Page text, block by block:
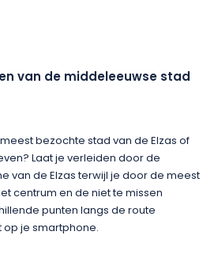
van de middeleeuwse stad
bezochte stad van de Elzas of
Laat je verleiden door de
van de Elzas terwijl je door de meest
centrum en de niet te missen
punten langs de route
je smartphone.